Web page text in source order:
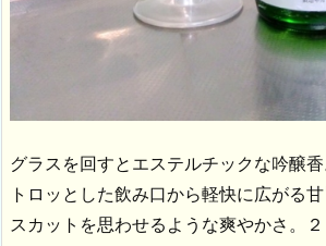
グラスを回すとエステルチックな吟醸
トロッとした飲み口から軽快に広がる
スカットを思わせるような爽やかさ。